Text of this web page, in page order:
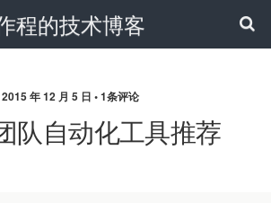
程的技术博客
2015 年 12 月 5 日 • 1条评论
队自动化工具推荐